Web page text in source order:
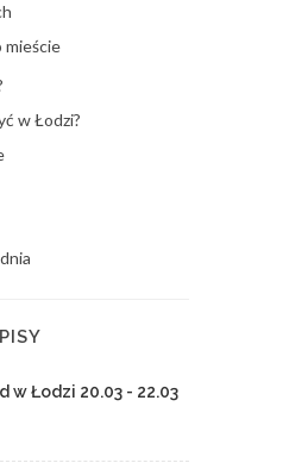
mieście
w Łodzi?
w Łodzi 20.03 - 22.03